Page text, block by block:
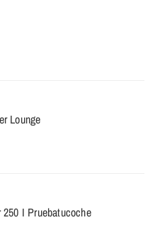
Lounge
I Pruebatucoche